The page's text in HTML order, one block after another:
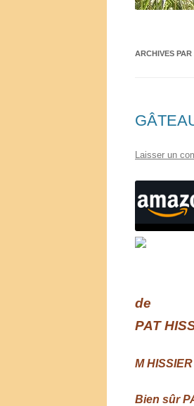
ARCHIVES
Laisser un
de
PAT
M
Bien sûr